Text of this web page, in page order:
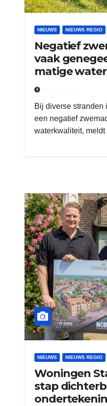
NIEUWS NIEUWS REGIO
Negatief
vaak
matige
Bij diverse stranden
een negatief
waterkwaliteit,
NIEUWS NIEUWS REGIO
Woningen
stap